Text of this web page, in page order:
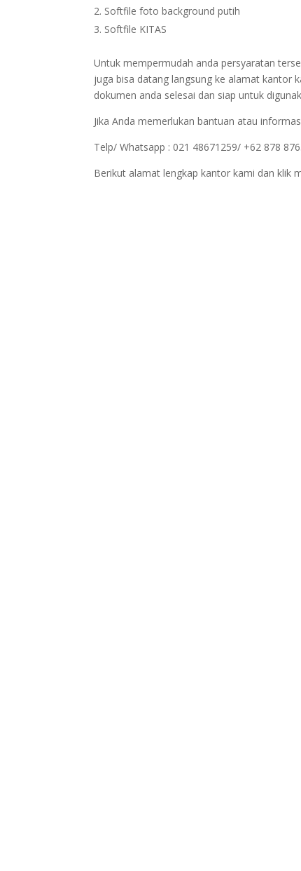
Softfile foto background putih
Softfile KITAS
Untuk mempermudah anda persyaratan
juga bisa datang langsung ke alamat kantor
dokumen anda selesai dan siap untuk
Jika Anda memerlukan bantuan atau
Telp/ Whatsapp : 021 48671259/ +62 878
Berikut alamat lengkap kantor kami dan klik